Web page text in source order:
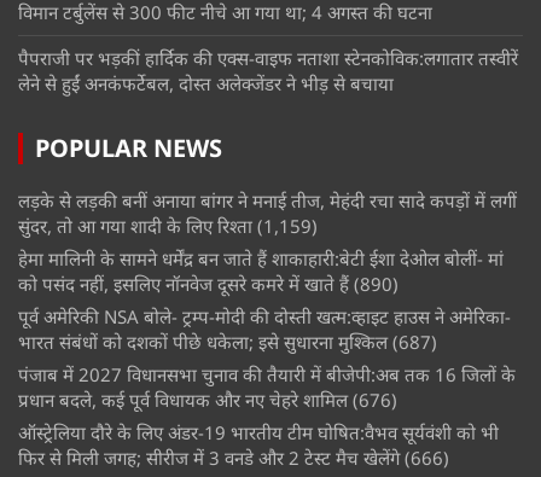
विमान टर्बुलेंस से 300 फीट नीचे आ गया था; 4 अगस्त की घटना
पैपराजी पर भड़कीं हार्दिक की एक्स-वाइफ नताशा स्टेनकोविक:लगातार तस्वीरें
लेने से हुईं अनकंफर्टेबल, दोस्त अलेक्जेंडर ने भीड़ से बचाया
POPULAR NEWS
लड़के से लड़की बनीं अनाया बांगर ने मनाई तीज, मेहंदी रचा सादे कपड़ों में लगीं
सुंदर, तो आ गया शादी के लिए रिश्ता (1,159)
हेमा मालिनी के सामने धर्मेंद्र बन जाते हैं शाकाहारी:बेटी ईशा देओल बोलीं- मां
को पसंद नहीं, इसलिए नॉनवेज दूसरे कमरे में खाते हैं (890)
पूर्व अमेरिकी NSA बोले- ट्रम्प-मोदी की दोस्ती खत्म:व्हाइट हाउस ने अमेरिका-
भारत संबंधों को दशकों पीछे धकेला; इसे सुधारना मुश्किल (687)
पंजाब में 2027 विधानसभा चुनाव की तैयारी में बीजेपी:अब तक 16 जिलों के
प्रधान बदले, कई पूर्व विधायक और नए चेहरे शामिल (676)
ऑस्ट्रेलिया दौरे के लिए अंडर-19 भारतीय टीम घोषित:वैभव सूर्यवंशी को भी
फिर से मिली जगह; सीरीज में 3 वनडे और 2 टेस्ट मैच खेलेंगे (666)